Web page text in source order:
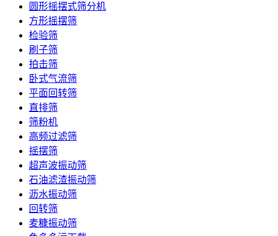
圆形摇摆式筛分机
方形摇摆筛
检验筛
刷子筛
拍击筛
卧式气流筛
平面回转筛
直排筛
筛粉机
高频过滤筛
摇摆筛
超声波振动筛
石油滤渣振动筛
沥水振动筛
回转筛
麦糠振动筛